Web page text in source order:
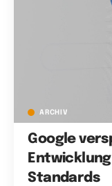
ARCHIV
Google
Standards